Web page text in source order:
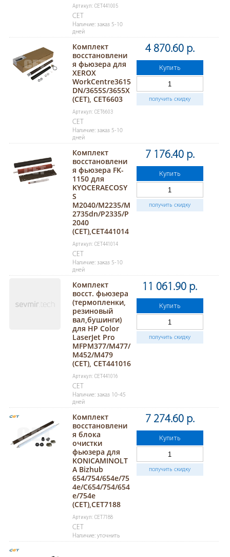
Артикул: CET441005
CET
Наличие: заказ 5-10
дней
Комплект
восстановлени
я фьюзера для
XEROX
WorkCentre3615
DN/3655S/3655X
(CET), CET6603
Артикул: CET6603
CET
Наличие: заказ 5-10
дней
4 870.60 р.
Купить
получить скидку
Комплект
восстановлени
я фьюзера FK-
1150 для
KYOCERAECOSY
S
M2040/M2235/M
2735dn/P2335/P
2040
(CET),CET441014
Артикул: CET441014
CET
Наличие: заказ 5-10
дней
7 176.40 р.
Купить
получить скидку
Комплект
восст. фьюзера
(термопленки,
резиновый
вал,бушинги)
для HP Color
LaserJet Pro
MFPM377/M477/
M452/M479
(CET), CET441016
Артикул: CET441016
CET
Наличие: заказ 10-45
дней
11 061.90 р.
Купить
получить скидку
Комплект
восстановлени
я блока
очистки
фьюзера для
KONICAMINOLT
A Bizhub
654/754/654e/75
4e/C654/754/654
e/754e
(CET),CET7188
Артикул: CET7188
CET
Наличие: уточнить
7 274.60 р.
Купить
получить скидку